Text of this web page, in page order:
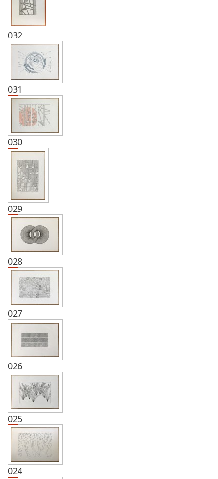
032
031
030
029
028
027
026
025
024